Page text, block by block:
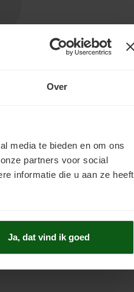
Over
media te bieden en om ons
partners voor social
informatie die u aan ze heeft
Ja, dat vind ik goed